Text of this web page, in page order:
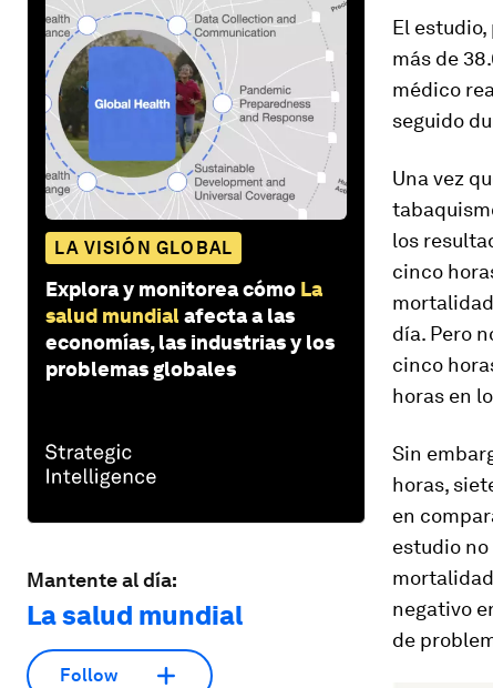
LA VISIÓN GLOBAL
Explora y monitorea cómo La
salud mundialafecta a las
economías, las industrias y los
problemas globales
Mantente al día:
La salud mundial
Follow
El
más de
médico
seguido
Una vez
los
cinco
día. Pero
cinco
horas en
Sin
horas,
en
estudio
negativo
de